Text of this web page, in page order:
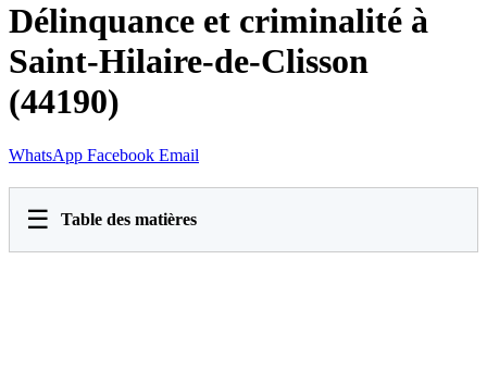
Délinquance et criminalité à
Saint-Hilaire-de-Clisson
(44190)
WhatsApp Facebook Email
☰ Table des matières